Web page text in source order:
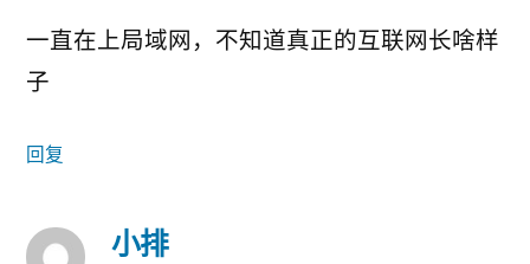
一直在上局域网，不知道真正的互联网长啥样
子
回复
小排